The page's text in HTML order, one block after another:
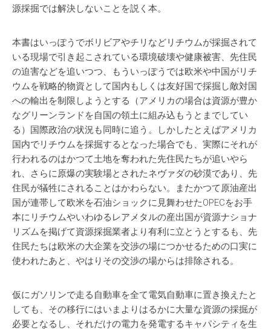
源採掘では解決しないことを説く本。
本書はいっぽうでボリビアやチリなどリチウムが採掘されて
いる現場で引き起こされている環境破壊や健康被害、先住民
の迫害などを追いつつ、もういっぽうでは欧米や中国がリチ
ウムを戦略的物資として国内もしくは友好国で採掘し敵対国
への輸出を制限しようとする（アメリカの場合は資源が豊か
なグリーンランドを自国の領土に組み込もうとまでしてい
る）国際政治の状況も同時に追う。しかしたとえばアメリカ
国内でリチウムを採掘するとなった場合でも、実際にそれが
行われるのはかつて土地を奪われた先住民たちが追いやら
れ、さらに原爆の実験場とされたネヴァダの砂漠であり、先
住民が犠牲にされることはかわらない。またかつて原油産出
国が連帯して欧米を石油ショックに見舞わせたOPECをお手
本にリチウムやいわゆるレアメタルの産出国が資源ナショナ
リズムを掲げて資源採掘業者より有利に立とうとするも、先
住民たちは欧米の大企業を交渉の場につかせるための口実に
使われたあと、やはりその交渉の場からは排除される。
仮にガソリンで走る自動車を全て電気自動車に置き換えたと
しても、その移行にはいまよりはるかに大量な資源の採掘が
必要となるし、それだけの電力を発電するキャパシティを生